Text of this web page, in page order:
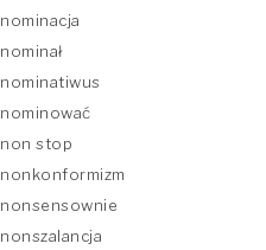
nominacja
nominał
nominatiwus
nominować
non stop
nonkonformizm
nonsensownie
nonszalancja